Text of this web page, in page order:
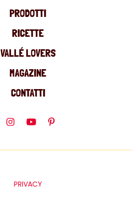
PRODOTTI
RICETTE
VALLÉ LOVERS
MAGAZINE
CONTATTI
PRIVACY